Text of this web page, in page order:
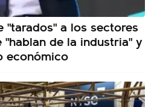
"tarados" a los sectores
de la industria" y
económico